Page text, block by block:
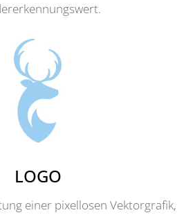
LOGO
einer pixellosen Vektorgrafik,